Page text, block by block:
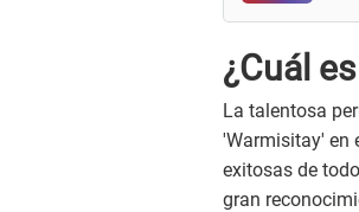
¿Cuál
La talentosa
'Warmisitay' en
exitosas de
gran